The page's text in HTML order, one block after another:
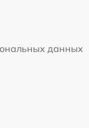
данных